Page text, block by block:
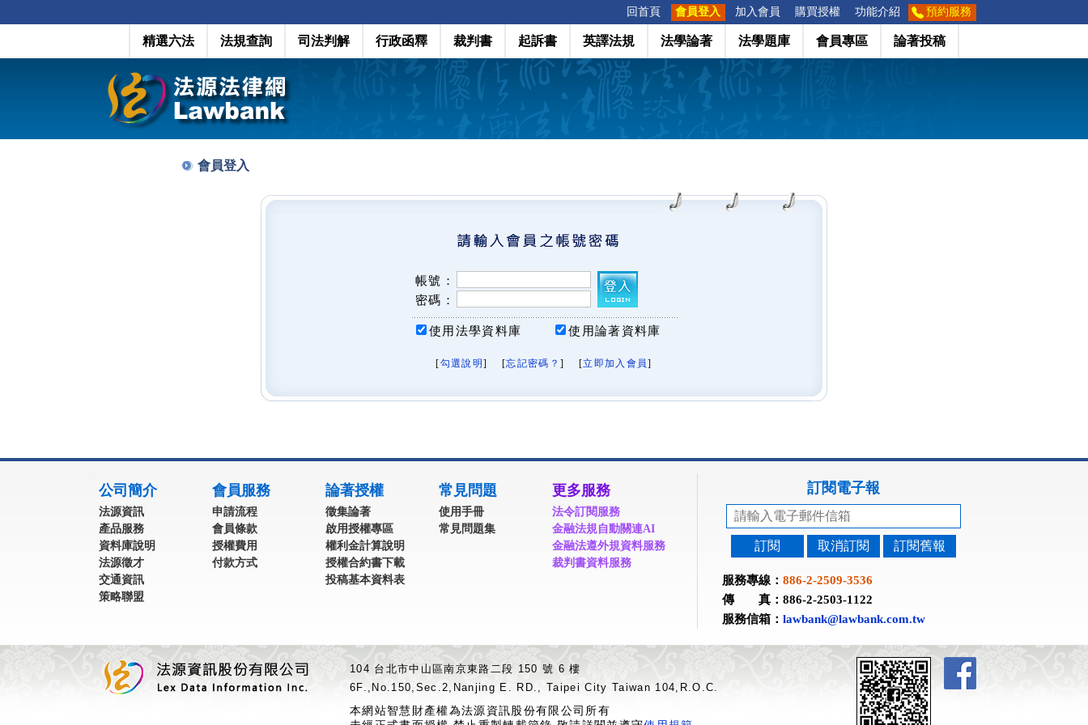
回首頁 會員登入 加入會員 購買授權 功能介紹 預約服務
精選六法 法規查詢 司法判解 行政函釋 裁判書 起訴書 英譯法規 法學論著 法學題庫 會員專區 論著投稿
會員登入
帳號：
密碼：
使用法學資料庫 使用論著資料庫
[勾選說明 ] [忘記密碼？ ] [立即加入會員]
公司簡介
法源資訊
產品服務
資料庫說明
法源徵才
交通資訊
策略聯盟
會員服務
申請流程
會員條款
授權費用
付款方式
論著授權
徵集論著
啟用授權專區
權利金計算說明
授權合約書下載
投稿基本資料表
常見問題
使用手冊
常見問題集
更多服務
法令訂閱服務
金融法規自動關連AI
金融法遵外規資料服務
裁判書資料服務
訂閱電子報
訂閱 取消訂閱 訂閱舊報
服務專線： 886-2-2509-3536
傳 真：886-2-2503-1122
服務信箱： lawbank@lawbank.com.tw
104 台北市中山區南京東路二段 150 號 6 樓
6F.,No.150,Sec.2,Nanjing E. RD., Taipei City Taiwan 104,R.O.C.
本網站智慧財產權為法源資訊股份有限公司所有